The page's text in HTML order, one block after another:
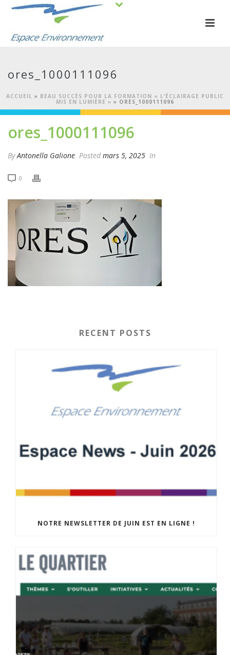
ores_1000111096
ACCUEIL » BEAU SUCCÈS POUR LA FORMATION « L’ÉCLAIRAGE PUBLIC
MIS EN LUMIÈRE » » ORES_1000111096
ores_1000111096
ByAntonella Galione Posted mars 5, 2025 In
0
RECENT POSTS
NOTRE NEWSLETTER DE JUIN EST EN LIGNE !